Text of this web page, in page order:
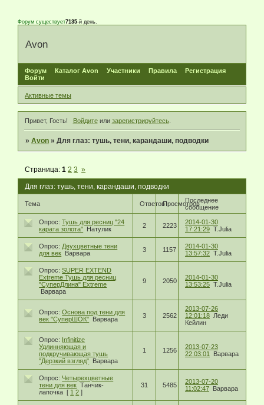
Форум существует7135-й день.
Avon
Форум Каталог Avon Участники Правила
Регистрация
Войти
Активные темы
Привет, Гость! Войдитеили зарегистрируйтесь.
»Avon »Для глаз: тушь, тени, карандаши, подводки
Для глаз: тушь, тени, карандаши, подводки
Страница:1 2 3 »
Тема ОтветовПросмотровПоследнее
сообщение
Опрос: Тушь для ресниц "24
карата золота" Натулик 2 2223
2014-01-30
17:21:29 T.Julia
Опрос: Двухцветные тени
для век Варвара 3 1157
2014-01-30
13:57:32 T.Julia
Опрос: SUPER EXTEND
Extreme Тушь для ресниц
"СуперДлина" Extreme
Варвара
9 2050
2014-01-30
13:53:25 T.Julia
Опрос: Основа под тени для
век "СуперШОК" Варвара 3 2562
2013-07-26
12:01:18 Леди
Кейлин
Опрос: Infinitize
Удлинняющая и
подкручивающая тушь
"Дерзкий взгляд" Варвара
1 1256
2013-07-23
22:03:01
Варвара
Опрос: Четырехцветные
тени для век Танчик-
лапочка [ 1 2 ]
31 5485
2013-07-20
11:02:47 Варвара